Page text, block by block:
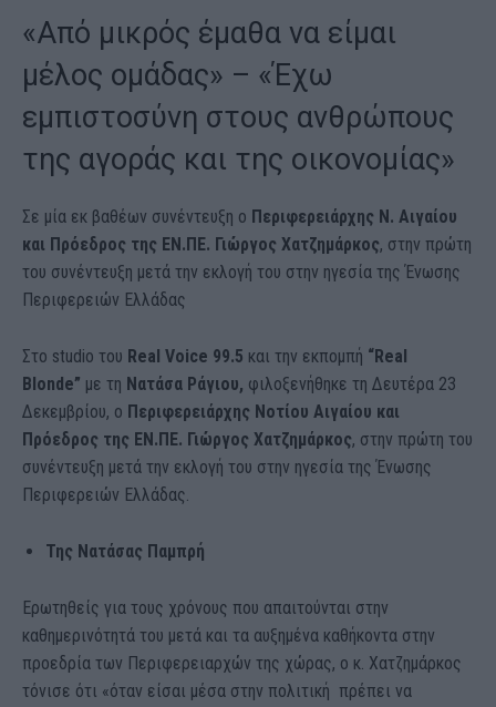
«Από μικρός έμαθα να είμαι
μέλος ομάδας» – «Έχω
εμπιστοσύνη στους ανθρώπους
της αγοράς και της οικονομίας»
Σε μία εκ βαθέων συνέντευξη ο Περιφερειάρχης Ν. Αιγαίου
και Πρόεδρος της ΕΝ.ΠΕ. Γιώργος Χατζημάρκος, στην πρώτη
του συνέντευξη μετά την εκλογή του στην ηγεσία της Ένωσης
Περιφερειών Ελλάδας
Στο studio του Real Voice 99.5 και την εκπομπή “Real
Blonde” με τη Νατάσα Ράγιου, φιλοξενήθηκε τη Δευτέρα 23
Δεκεμβρίου, ο Περιφερειάρχης Νοτίου Αιγαίου και
Πρόεδρος της ΕΝ.ΠΕ. Γιώργος Χατζημάρκος, στην πρώτη του
συνέντευξη μετά την εκλογή του στην ηγεσία της Ένωσης
Περιφερειών Ελλάδας.
Της Νατάσας Παμπρή
Ερωτηθείς για τους χρόνους που απαιτούνται στην
καθημερινότητά του μετά και τα αυξημένα καθήκοντα στην
προεδρία των Περιφερειαρχών της χώρας, ο κ. Χατζημάρκος
τόνισε ότι «όταν είσαι μέσα στην πολιτική πρέπει να